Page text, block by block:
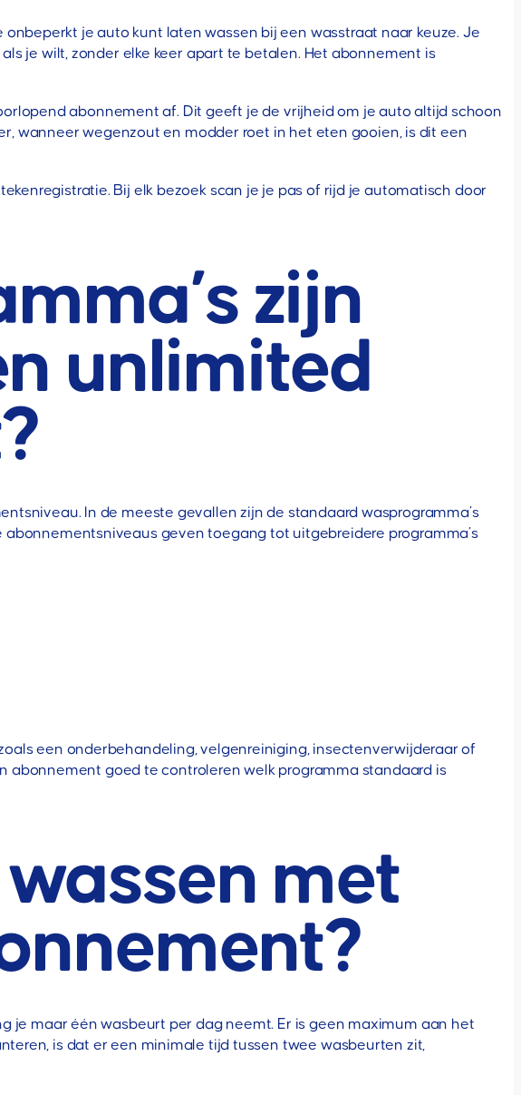
je auto kunt laten wassen bij een wasstraat naar keuze. Je
je wilt, zonder elke keer apart te betalen. Het abonnement is
abonnement af. Dit geeft je de vrijheid om je auto altijd schoon
wanneer wegenzout en modder roet in het eten gooien, is dit een
Bij elk bezoek scan je je pas of rijd je automatisch door
zijn
unlimited
In de meeste gevallen zijn de standaard wasprogramma’s
geven toegang tot uitgebreidere programma’s
een onderbehandeling, velgenreiniging, insectenverwijderaar of
goed te controleren welk programma standaard is
met
je maar één wasbeurt per dag neemt. Er is geen maximum aan het
is dat er een minimale tijd tussen twee wasbeurten zit,